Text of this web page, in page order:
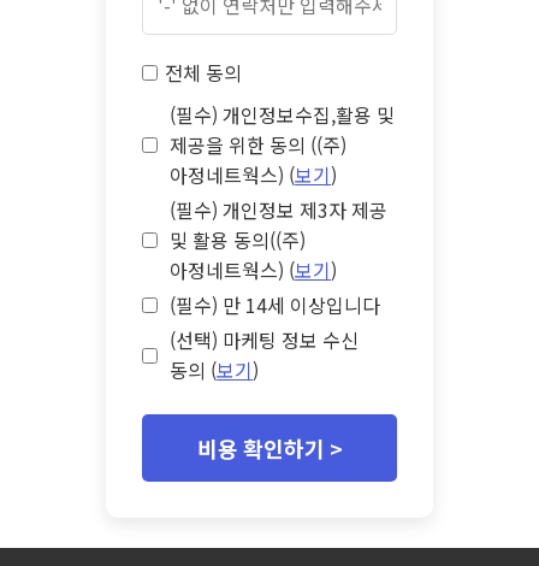
전체 동의
(필수) 개인정보수집,활용 및
제공을 위한 동의 ((주)
아정네트웍스) (보기)
(필수) 개인정보 제3자 제공
및 활용 동의((주)
아정네트웍스) (보기)
(필수) 만 14세 이상입니다
(선택) 마케팅 정보 수신
동의 (보기)
비용 확인하기 >